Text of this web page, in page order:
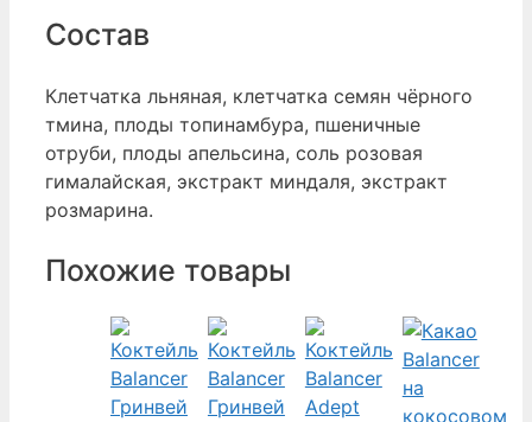
Состав
Клетчатка льняная, клетчатка семян чёрного
тмина, плоды топинамбура, пшеничные
отруби, плоды апельсина, соль розовая
гималайская, экстракт миндаля, экстракт
розмарина.
Похожие товары